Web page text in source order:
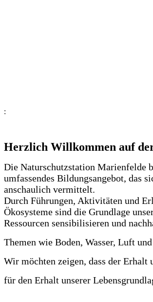
:
Herzlich Willkommen auf
Die Naturschutzstation Marienfelde
umfassendes Bildungsangebot, das
anschaulich vermittelt.
Durch Führungen, Aktivitäten und
Ökosysteme sind die Grundlage
Ressourcen sensibilisieren und
Themen wie Boden, Wasser, Luft
Wir möchten zeigen, dass der Erhalt
für den Erhalt unserer